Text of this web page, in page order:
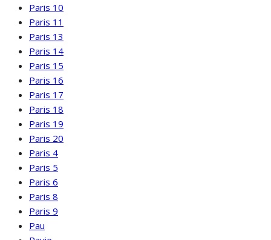
Paris 10
Paris 11
Paris 13
Paris 14
Paris 15
Paris 16
Paris 17
Paris 18
Paris 19
Paris 20
Paris 4
Paris 5
Paris 6
Paris 8
Paris 9
Pau